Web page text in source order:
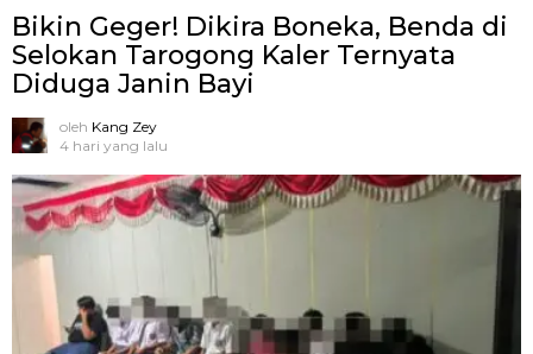
Bikin Geger! Dikira Boneka, Benda di
Selokan Tarogong Kaler Ternyata
Diduga Janin Bayi
oleh Kang Zey
4 hari yang lalu